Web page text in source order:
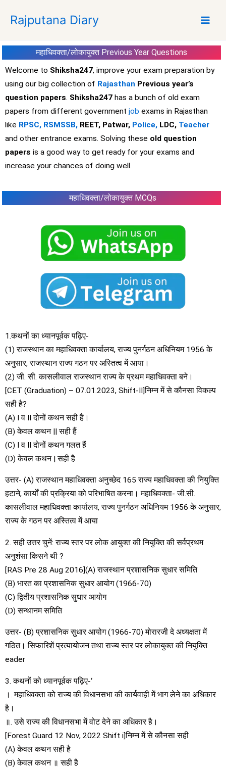
p
Rajputana Diary
महाधिवक्ता/लोकायुक्त Previous Year Questions
Welcome to Shiksha247, improve your exam preparation by
using our big collection of Rajasthan Previous year’s
question papers. Shiksha247 has a bunch of old exam
papers from different government job exams in Rajasthan
like RPSC, RSMSSB, REET, Patwar, Police, LDC, Teacher
and other entrance exams. Solving these old question
papers is a good way to get ready for your exams and
increase your chances of doing well.
महाधिवक्ता/लोकायुक्त MCQs
1.कथनों का ध्यानपूर्वक पढ़िए-
(1) राजस्थान का महाधिवक्ता कार्यालय, राज्य पुनर्गठन अधिनियम 1956 के
अनुसार, राजस्थान राज्य गठन पर अस्तित्व में आया।
(2) जी. सी. कासलीवाल राजस्थान राज्य के प्रथम महाधिवक्ता बने।
[CET (Graduation) – 07.01.2023, Shift-II]निम्न में से कौनसा विकल्प
सही है?
(A) I व II दोनों कथन सही हैं।
(B) केवल कथन || सही हैं
(C) I व II दोनों कथन गलत हैं
(D) केवल कथन | सही है
उत्तर- (A) राजस्थान महाधिवक्ता अनुच्छेद 165 राज्य महाधिवक्ता की नियुक्ति
हटाने, कार्यों की प्रक्रिया को परिभाषित करना। महाधिवक्ता- जी.सी.
कासलीवाल महाधिवक्ता कार्यालय, राज्य पुनर्गठन अधिनियम 1956 के अनुसार,
राज्य के गठन पर अस्तित्व में आया
2. सही उत्तर चुनें: राज्य स्तर पर लोक आयुक्त की नियुक्ति की सर्वप्रथम
अनुशंसा किसने थी ?
[RAS Pre 28 Aug 2016](A) राजस्थान प्रशासनिक सुधार समिति
(B) भारत का प्रशासनिक सुधार आयोग (1966-70)
(C) द्वितीय प्रशासनिक सुधार आयोग
(D) सन्थानम समिति
उत्तर- (B) प्रशासनिक सुधार आयोग (1966-70) मोरारजी दे अध्यक्षता में
गठित। सिफारिशें प्रत्यायोजन तथा राज्य स्तर पर लोकायुक्त की नियुक्ति
eader
3. कथनों को ध्यानपूर्वक पढ़िए-‘
।. महाधिवक्ता को राज्य की विधानसभा की कार्यवाही में भाग लेने का अधिकार
है।
॥. उसे राज्य की विधानसभा में वोट देने का अधिकार है।
[Forest Guard 12 Nov, 2022 Shift i]निम्न में से कौनसा सही
(A) केवल कथन सही है
(B) केवल कथन ॥ सही है